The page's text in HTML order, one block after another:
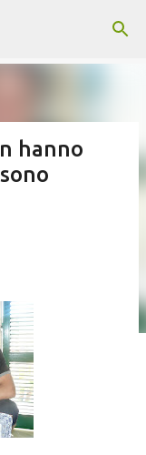
hanno